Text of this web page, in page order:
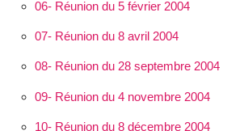
06- Réunion du 5 février 2004
07- Réunion du 8 avril 2004
08- Réunion du 28 septembre 2004
09- Réunion du 4 novembre 2004
10- Réunion du 8 décembre 2004